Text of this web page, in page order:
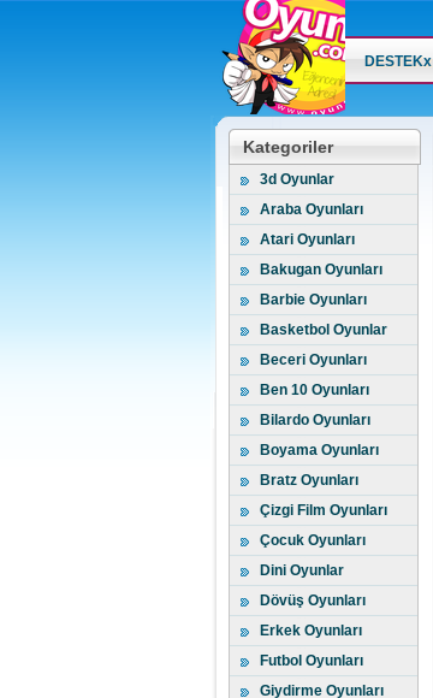
DESTEKx
Kategoriler
3d Oyunlar
Araba Oyunları
Atari Oyunları
Bakugan Oyunları
Barbie Oyunları
Basketbol Oyunlar
Beceri Oyunları
Ben 10 Oyunları
Bilardo Oyunları
Boyama Oyunları
Bratz Oyunları
Çizgi Film Oyunları
Çocuk Oyunları
Dini Oyunlar
Dövüş Oyunları
Erkek Oyunları
Futbol Oyunları
Giydirme Oyunları